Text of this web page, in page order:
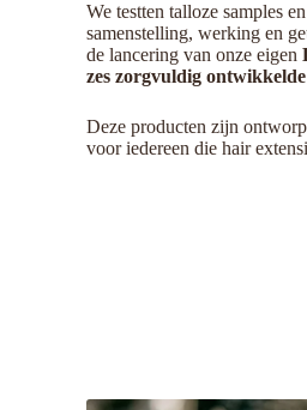
We testten talloze samples
samenstelling, werking en
de lancering van onze eigen
zes zorgvuldig
Deze producten zijn
voor iedereen die hair